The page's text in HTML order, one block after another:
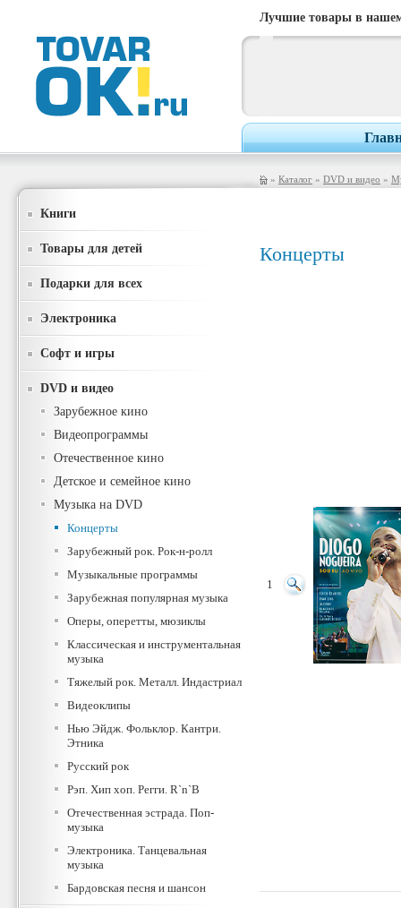
Лучшие товары в
» Каталог » DVD и видео »
Книги
Товары для детей
Подарки для всех
Электроника
Софт и игры
DVD и видео
Зарубежное кино
Видеопрограммы
Отечественное кино
Детское и семейное кино
Музыка на DVD
Концерты
Зарубежный рок. Рок-н-ролл
Музыкальные программы
Зарубежная популярная музыка
Оперы, оперетты, мюзиклы
Классическая и инструментальная
музыка
Тяжелый рок. Металл. Индастриал
Видеоклипы
Нью Эйдж. Фольклор. Кантри.
Этника
Русский рок
Рэп. Хип хоп. Регги. R`n`B
Отечественная эстрада. Поп-
музыка
Электроника. Танцевальная
музыка
Бардовская песня и шансон
Концерты
1